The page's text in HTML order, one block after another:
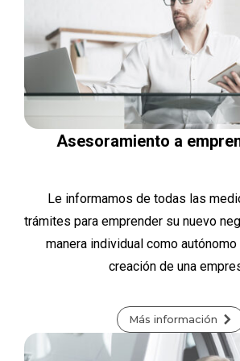
Asesoramiento a
Le informamos de todas las
trámites para emprender su nuevo
manera individual como
creación de una
Más información